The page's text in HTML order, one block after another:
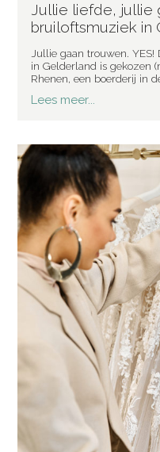
Jullie liefde, jullie
bruiloftsmuziek in
Jullie gaan trouwen.
in Gelderland is gekozen
Rhenen, een boerderij in
Lees meer...